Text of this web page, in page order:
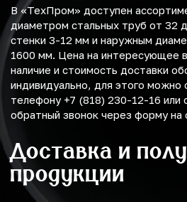
В «ТехПром» доступен
диаметром стальных труб от 32
стенки 3-12 мм и наружным
1600 мм. Цена на интересующее
наличие и стоимость доставки
индивидуально, для этого можно
телефону +7 (818) 230-12-16 или
обратный звонок через форму на
Доставка и
продукции